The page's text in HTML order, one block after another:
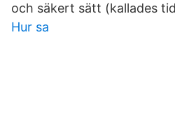
och säkert sätt (kallades
Hur sa